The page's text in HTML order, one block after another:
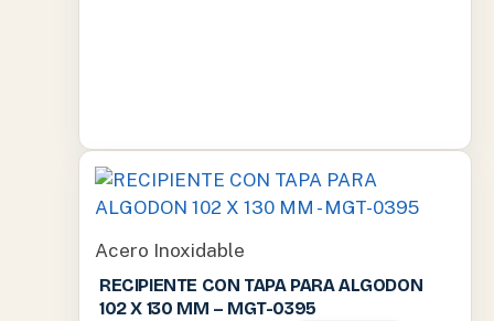
Acero Inoxidable
RECIPIENTE CON TAPA PARA ALGODON
102 X 130 MM – MGT-0395